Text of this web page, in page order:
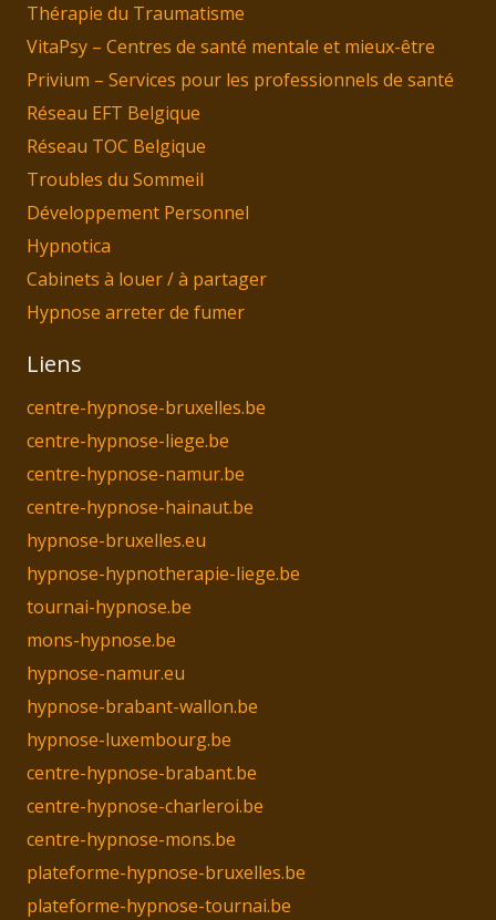
Thérapie du Traumatisme
VitaPsy – Centres de santé mentale et mieux-être
Privium – Services pour les professionnels de santé
Réseau EFT Belgique
Réseau TOC Belgique
Troubles du Sommeil
Développement Personnel
Hypnotica
Cabinets à louer / à partager
Hypnose arreter de fumer
Liens
centre-hypnose-bruxelles.be
centre-hypnose-liege.be
centre-hypnose-namur.be
centre-hypnose-hainaut.be
hypnose-bruxelles.eu
hypnose-hypnotherapie-liege.be
tournai-hypnose.be
mons-hypnose.be
hypnose-namur.eu
hypnose-brabant-wallon.be
hypnose-luxembourg.be
centre-hypnose-brabant.be
centre-hypnose-charleroi.be
centre-hypnose-mons.be
plateforme-hypnose-bruxelles.be
plateforme-hypnose-tournai.be